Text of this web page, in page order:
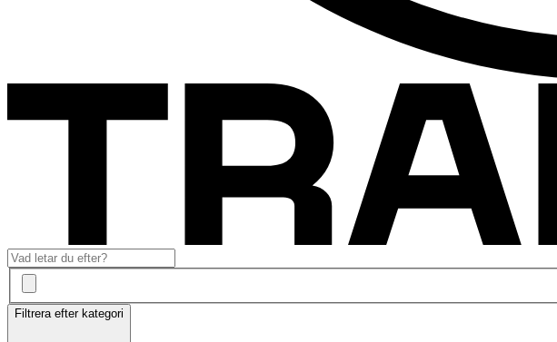
Filtrera efter kategori